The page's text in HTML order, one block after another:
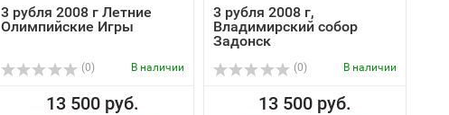
3 рубля 2008 г Летние
Олимпийские Игры
(0) В наличии
13 500 руб.
3 рубля 2008 г,
Владимирский собор
Задонск
(0) В наличии
13 500 руб.